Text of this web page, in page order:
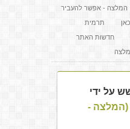
המלצה - אפשר להעביר
תרמית
חדשות האתר
על ידי
(המלצה -